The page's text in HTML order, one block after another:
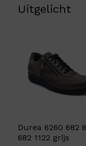
Uitgelicht
Durea 6260 682
682 1122 grijs